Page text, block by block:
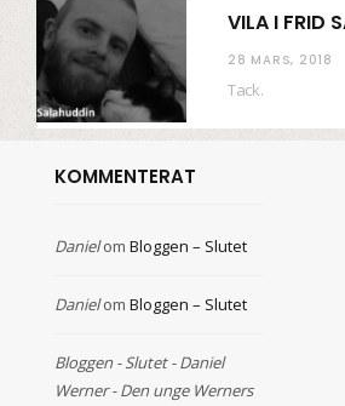
VILA I FRID
28 MARS, 2018
Tack.
KOMMENTERAT
Danielom Bloggen – Slutet
Danielom Bloggen – Slutet
Bloggen - Slutet - Daniel
Werner - Den unge Werners